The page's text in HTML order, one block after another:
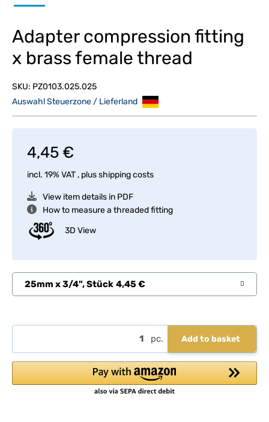
Adapter compression fitting
x brass female thread
SKU: PZ0103.025.025
Auswahl Steuerzone / Lieferland
4,45 €
incl. 19% VAT , plusshipping costs
View item details in PDF
How to measure a threaded fitting
3D View
25mm x 3/4", Stück 4,45 €
pc. Add to basket